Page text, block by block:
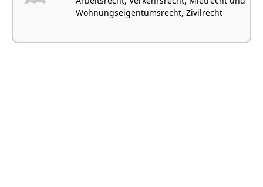
Wohnungseigentumsrecht, Zivilrecht